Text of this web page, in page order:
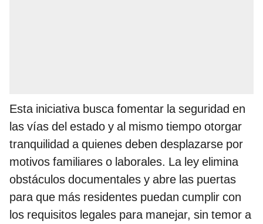
Esta iniciativa busca fomentar la seguridad en
las vías del estado y al mismo tiempo otorgar
tranquilidad a quienes deben desplazarse por
motivos familiares o laborales. La ley elimina
obstáculos documentales y abre las puertas
para que más residentes puedan cumplir con
los requisitos legales para manejar, sin temor a